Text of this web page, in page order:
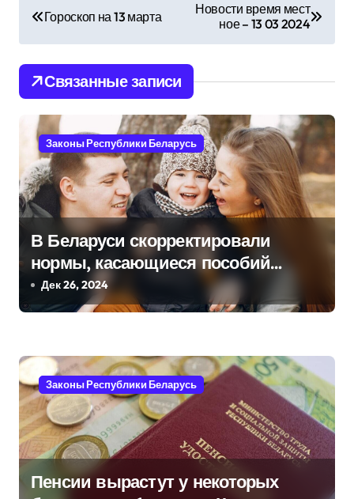
а
в
и
г
а
ц
и
я
п
з
а
п
и
с
Гороскоп на 13 марта
Новости время мест
ное – 13 03 2024
Связанные записи
Законы Республики Беларусь
В Беларуси скорректировали
нормы, касающиеся пособий
семьям с детьми. Что меняется?
Дек 26, 2024
Законы Республики Беларусь
Пенсии вырастут у некоторых